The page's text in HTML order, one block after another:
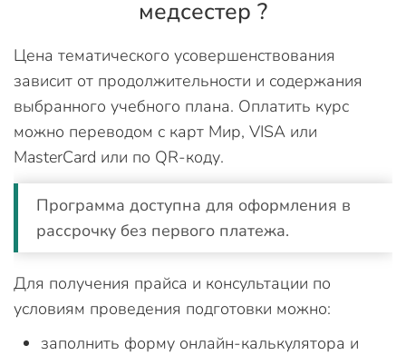
медсестер ?
Цена тематического усовершенствования
зависит от продолжительности и содержания
выбранного учебного плана. Оплатить курс
можно переводом с карт Мир, VISA или
MasterCard или по QR-коду.
Программа доступна для оформления в
рассрочку без первого платежа.
Для получения прайса и консультации по
условиям проведения подготовки можно:
заполнить форму онлайн-калькулятора и